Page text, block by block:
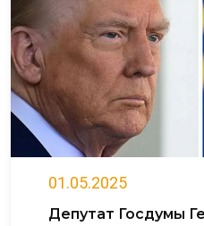
01.05.2025
Депутат Госдумы